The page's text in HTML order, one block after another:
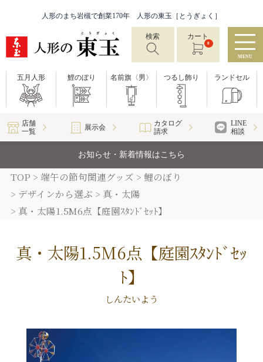
人形のまち岩槻で創業170年 人形の東玉［とうぎょく］
検索 カート
0
MENU
五月人形 鯉のぼり 名前旗〈男〉 つるし飾り ランドセル
店舗
一覧
展示会
カタログ
請求
LINE
相談
お知らせ・新着情報はこちら
TOP 端午の節句関連グッズ
鯉のぼり
デザインから選ぶ
真・太陽
真・太陽1.5M6点【庭園ｽﾀﾝﾄﾞｾｯﾄ】
真・太陽1.5M6点【庭園ｽﾀﾝﾄﾞｾｯ
ﾄ】
しんたいよう